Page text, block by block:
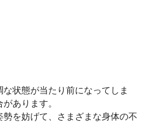
状態が当たり前になってしま
あります。
を妨げて、さまざまな身体の不